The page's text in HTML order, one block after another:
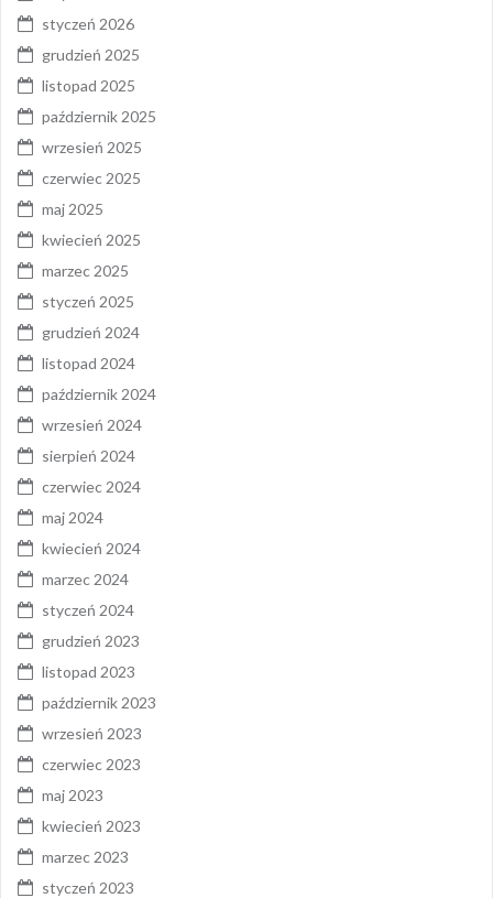
styczeń 2026
grudzień 2025
listopad 2025
październik 2025
wrzesień 2025
czerwiec 2025
maj 2025
kwiecień 2025
marzec 2025
styczeń 2025
grudzień 2024
listopad 2024
październik 2024
wrzesień 2024
sierpień 2024
czerwiec 2024
maj 2024
kwiecień 2024
marzec 2024
styczeń 2024
grudzień 2023
listopad 2023
październik 2023
wrzesień 2023
czerwiec 2023
maj 2023
kwiecień 2023
marzec 2023
styczeń 2023